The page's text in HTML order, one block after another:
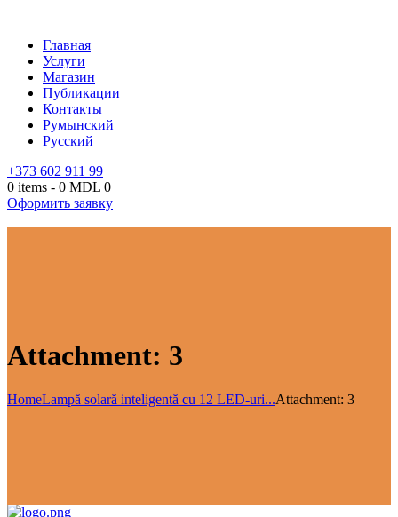
Главная
Услуги
Магазин
Публикации
Контакты
Румынский
Русский
+373 602 911 99
0 items - 0 MDL 0
Оформить заявку
Attachment: 3
HomeLampă solară inteligentă cu 12 LED-uri...Attachment: 3